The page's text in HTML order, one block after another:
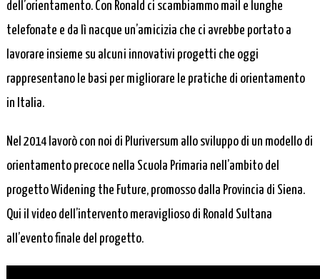
dell’orientamento. Con Ronald ci scambiammo mail e lunghe
telefonate e da lì nacque un’amicizia che ci avrebbe portato a
lavorare insieme su alcuni innovativi progetti che oggi
rappresentano le basi per migliorare le pratiche di orientamento
in Italia.
Nel 2014 lavorò con noi di Pluriversum allo sviluppo di un modello di
orientamento precoce nella Scuola Primaria nell’ambito del
progetto Widening the Future, promosso dalla Provincia di Siena.
Qui il video dell’intervento meraviglioso di Ronald Sultana
all’evento finale del progetto.